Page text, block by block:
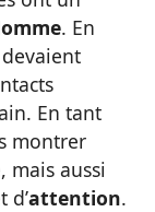
. En
En tant
montrer
aussi
d’attention.